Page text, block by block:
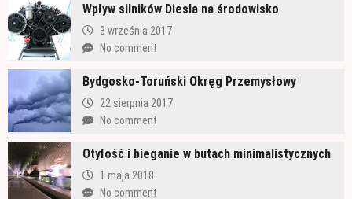
Wpływ silników Diesla na środowisko
3 września 2017
No comment
Bydgosko-Toruński Okręg Przemysłowy
22 sierpnia 2017
No comment
Otyłość i bieganie w butach minimalistycznych
1 maja 2018
No comment